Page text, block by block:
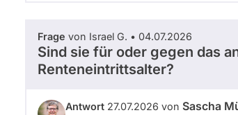
Frage von Israel G. • 04.07.2026
Sind sie für oder gegen das
Renteneintrittsalter?
Antwort 27.07.2026 von Sascha